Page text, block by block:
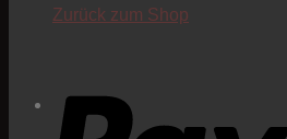
Zurück zum Shop